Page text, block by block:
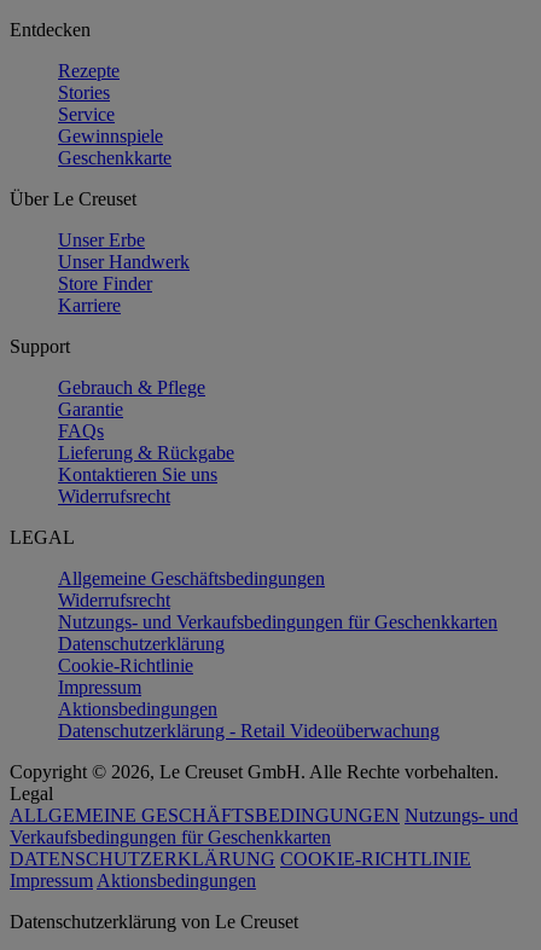
Entdecken
Rezepte
Stories
Service
Gewinnspiele
Geschenkkarte
Über Le Creuset
Unser Erbe
Unser Handwerk
Store Finder
Karriere
Support
Gebrauch & Pflege
Garantie
FAQs
Lieferung & Rückgabe
Kontaktieren Sie uns
Widerrufsrecht
LEGAL
Allgemeine Geschäftsbedingungen
Widerrufsrecht
Nutzungs- und Verkaufsbedingungen für Geschenkkarten
Datenschutzerklärung
Cookie-Richtlinie
Impressum
Aktionsbedingungen
Datenschutzerklärung - Retail Videoüberwachung
Copyright © 2026, Le Creuset GmbH. Alle Rechte vorbehalten.
Legal
ALLGEMEINE GESCHÄFTSBEDINGUNGEN Nutzungs- und
Verkaufsbedingungen für Geschenkkarten
DATENSCHUTZERKLÄRUNG COOKIE-RICHTLINIE
Impressum Aktionsbedingungen
Datenschutz­erklärung von Le Creuset